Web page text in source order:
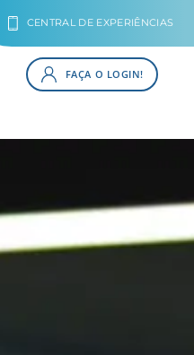
CENTRAL DE EXPERIÊNCIAS
FAÇA O LOGIN!